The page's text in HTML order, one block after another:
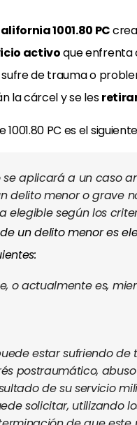
1001.80 PC
activoque enfrenta
de trauma o
la cárcel y se les
PC es el
se aplicará a un caso
delito menor o grave
elegible según los
un delito menor es
o actualmente es,
estar sufriendo
postraumático,
de su servicio
solicitar, utilizando